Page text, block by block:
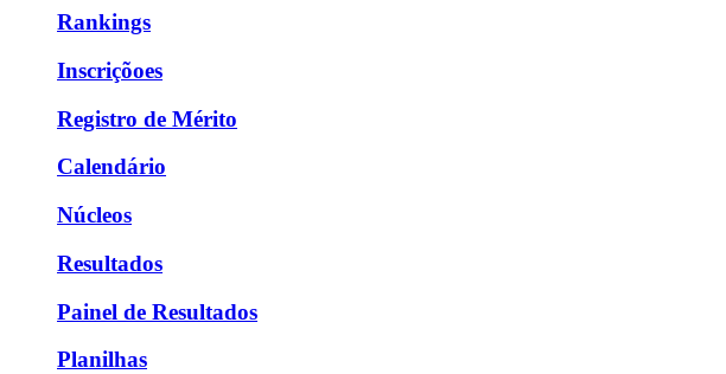
Rankings
Inscriçõoes
Registro de Mérito
Calendário
Núcleos
Resultados
Painel de Resultados
Planilhas